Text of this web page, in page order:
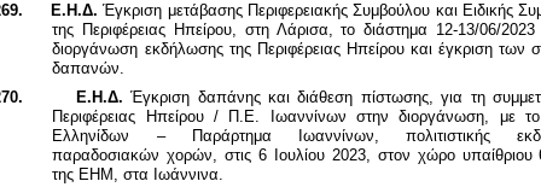
Ε.Η.Δ.Έγκριση μετάβασης Περιφερειακής Συμβούλου και Ειδικής
της Περιφέρειας Ηπείρου, στη Λάρισα, το διάστημα 12-13/06/2023
διοργάνωση εκδήλωσης της Περιφέρειας Ηπείρου και έγκριση των
δαπανών.
Ε.Η.Δ.Έγκριση δαπάνης και διάθεση πίστωσης, για τη
Περιφέρειας Ηπείρου / Π.Ε. Ιωαννίνων στην διοργάνωση, με το
Ελληνίδων – Παράρτημα Ιωαννίνων, πολιτιστικής
παραδοσιακών χορών, στις 6 Ιουλίου 2023, στον χώρο υπαίθριου
της ΕΗΜ, στα Ιωάννινα.